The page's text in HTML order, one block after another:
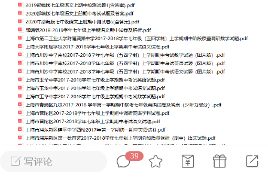
（附解析）
60篇外刊阅读搞定上海高
考必备核心词（附解析）
写评论
39